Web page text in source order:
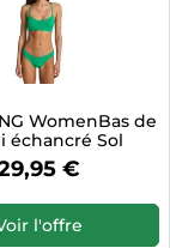
WomenBas de
échancré Sol
Hike XS
€
l'offre